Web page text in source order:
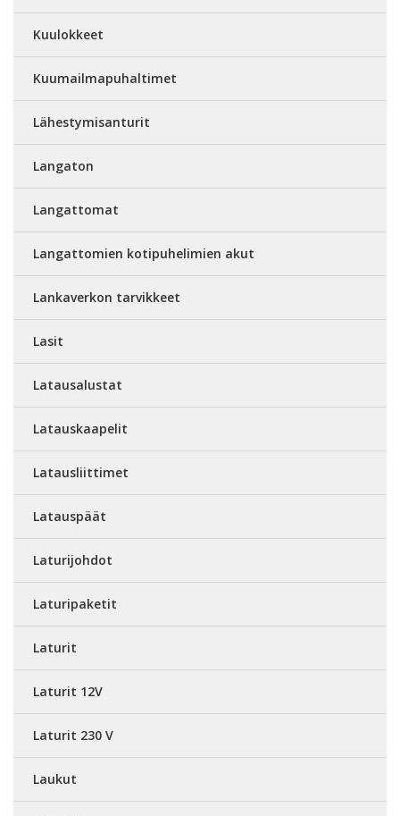
Kuulokkeet
Kuumailmapuhaltimet
Lähestymisanturit
Langaton
Langattomat
Langattomien kotipuhelimien akut
Lankaverkon tarvikkeet
Lasit
Latausalustat
Latauskaapelit
Latausliittimet
Latauspäät
Laturijohdot
Laturipaketit
Laturit
Laturit 12V
Laturit 230 V
Laukut